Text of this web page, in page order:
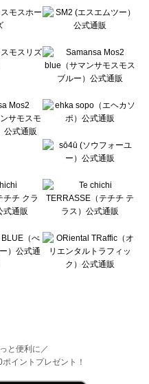
覧
と便利に／
イントプレゼント！